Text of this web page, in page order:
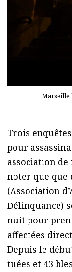
Marseille
Trois
pour
association
noter que que
(Association
Délinquance)
nuit pour
affectées
Depuis le
tuées et 43